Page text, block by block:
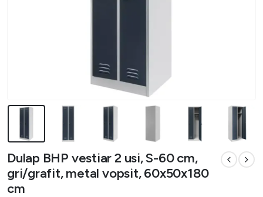
Dulap BHP vestiar 2 usi, S-60 cm,
gri/grafit, metal vopsit, 60x50x180
cm